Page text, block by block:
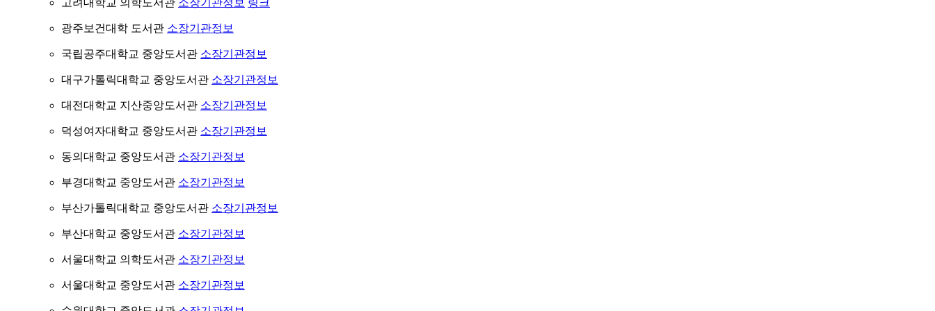
고려대학교 의학도서관 소장기관정보 링크
광주보건대학 도서관 소장기관정보
국립공주대학교 중앙도서관 소장기관정보
대구가톨릭대학교 중앙도서관 소장기관정보
대전대학교 지산중앙도서관 소장기관정보
덕성여자대학교 중앙도서관 소장기관정보
동의대학교 중앙도서관 소장기관정보
부경대학교 중앙도서관 소장기관정보
부산가톨릭대학교 중앙도서관 소장기관정보
부산대학교 중앙도서관 소장기관정보
서울대학교 의학도서관 소장기관정보
서울대학교 중앙도서관 소장기관정보